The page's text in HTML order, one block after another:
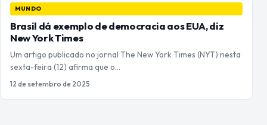
MUNDO
Brasil dá exemplo de democracia aos EUA, diz
New York Times
Um artigo publicado no jornal The New York Times (NYT) nesta
sexta-feira (12) afirma que o…
12 de setembro de 2025